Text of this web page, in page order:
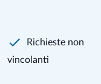
Richieste non
vincolanti